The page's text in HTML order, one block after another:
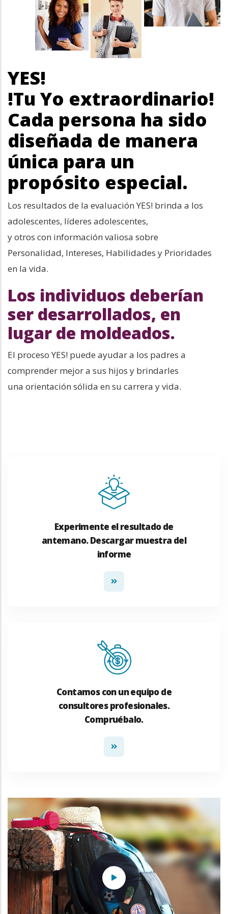
YES!
!Tu Yo extraordinario!
Cada persona ha sido
diseñada de manera
única para un
propósito especial.
Los resultados de la evaluación YES! brinda a los
adolescentes, líderes adolescentes,
y otros con información valiosa sobre
Personalidad, Intereses, Habilidades y Prioridades
en la vida.
Los individuos deberían
ser desarrollados, en
lugar de moldeados.
El proceso YES! puede ayudar a los padres a
comprender mejor a sus hijos y brindarles
una orientación sólida en su carrera y vida.
Experimente el resultado de
antemano. Descargar muestra del
informe
Contamos con un equipo de
consultores profesionales.
Compruébalo.